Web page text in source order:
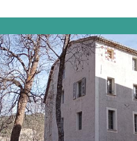
un moulin ! Musée
fabrique de draps a
minoterie en 1902. Pendant
a produit de la farine. Il
le plaisir des visiteurs.